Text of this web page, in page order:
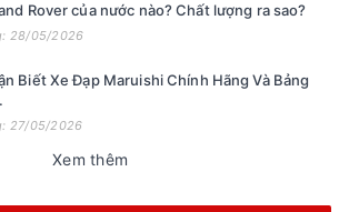
Rover của nước nào? Chất lượng ra sao?
28/05/2026
Biết Xe Đạp Maruishi Chính Hãng Và Bảng
27/05/2026
Xem thêm